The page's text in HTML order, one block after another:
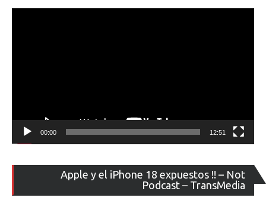
00:00 12:51
Apple y el iPhone 18 expuestos !! – Not
Podcast – TransMedia
de